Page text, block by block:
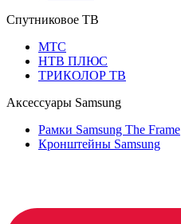
Спутниковое ТВ
МТС
НТВ ПЛЮС
ТРИКОЛОР ТВ
Аксессуары Samsung
Рамки Samsung The Frame
Кронштейны Samsung